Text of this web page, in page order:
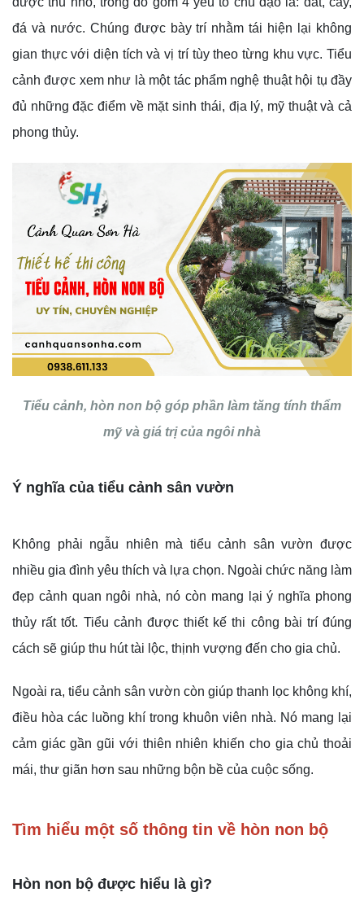
đá và nước. Chúng được bày trí nhằm tái hiện lại không
gian thực với diện tích và vị trí tùy theo từng khu vực. Tiểu
cảnh được xem như là một tác phẩm nghệ thuật hội tụ đầy
đủ những đặc điểm về mặt sinh thái, địa lý, mỹ thuật và cả
phong thủy.
Tiểu cảnh, hòn non bộ góp phần làm tăng tính thẩm
mỹ và giá trị của ngôi nhà
Ý nghĩa của tiểu cảnh sân vườn
Không phải ngẫu nhiên mà tiểu cảnh sân vườn được
nhiều gia đình yêu thích và lựa chọn. Ngoài chức năng làm
đẹp cảnh quan ngôi nhà, nó còn mang lại ý nghĩa phong
thủy rất tốt. Tiểu cảnh được thiết kế thi công bài trí đúng
cách sẽ giúp thu hút tài lộc, thịnh vượng đến cho gia chủ.
Ngoài ra, tiểu cảnh sân vườn còn giúp thanh lọc không khí,
điều hòa các luồng khí trong khuôn viên nhà. Nó mang lại
cảm giác gần gũi với thiên nhiên khiến cho gia chủ thoải
mái, thư giãn hơn sau những bộn bề của cuộc sống.
Tìm hiểu một số thông tin về hòn non bộ
Hòn non bộ được hiểu là gì?